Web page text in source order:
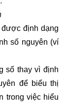
được định dạng
số nguyên (ví
số thay vì định
để biểu thị
trong việc hiểu